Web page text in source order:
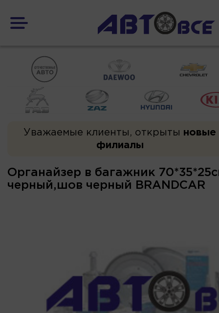
Уважаемые клиенты, открыты новые
филиалы
Органайзер в багажник
черный,шов черный BRANDCAR